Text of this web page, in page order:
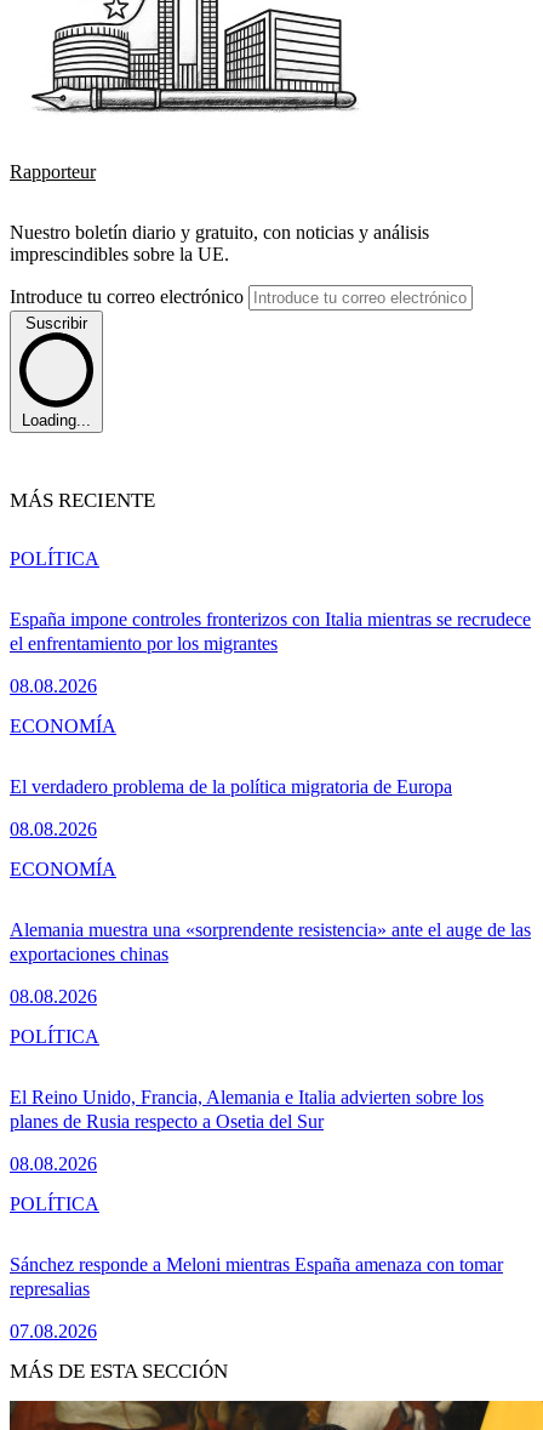
Rapporteur
Nuestro boletín diario y gratuito, con noticias y análisis
imprescindibles sobre la UE.
Introduce tu correo electrónico
Suscribir
Loading...
MÁS RECIENTE
España impone controles fronterizos con Italia mientras se recrudece
el enfrentamiento por los migrantes
08.08.2026
POLÍTICA
El verdadero problema de la política migratoria de Europa
08.08.2026
ECONOMÍA
Alemania muestra una «sorprendente resistencia» ante el auge de las
exportaciones chinas
08.08.2026
ECONOMÍA
El Reino Unido, Francia, Alemania e Italia advierten sobre los
planes de Rusia respecto a Osetia del Sur
08.08.2026
POLÍTICA
Sánchez responde a Meloni mientras España amenaza con tomar
represalias
07.08.2026
POLÍTICA
MÁS DE ESTA SECCIÓN